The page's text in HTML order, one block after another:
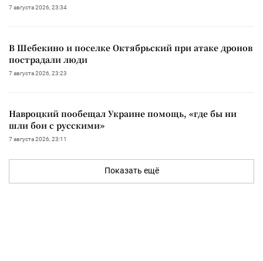
7 августа 2026, 23:34
В Шебекино и поселке Октябрьский при атаке дронов
пострадали люди
7 августа 2026, 23:23
Навроцкий пообещал Украине помощь, «где бы ни
шли бои с русскими»
7 августа 2026, 23:11
Показать ещё